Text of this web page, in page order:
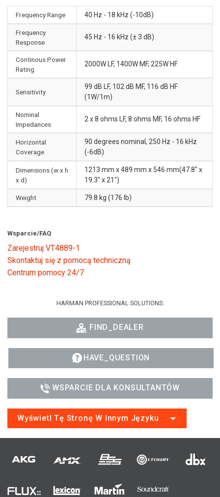
Frequency Range 40 Hz - 18 kHz (-10dB)
Frequency
Response
45 Hz - 16 kHz (± 3 dB)
Continous Power
Rating
2000W LF, 1400W MF, 225W HF
Sensitivity
99 dB LF, 102 dB MF, 116 dB HF
(1W/1m)
Nominal
Impedances
2 x 8 ohms LF, 8 ohms MF, 16 ohms HF
Horizontal
Coverage
90 degrees nominal, 250 Hz - 16 kHz
(-6dB)
Dimensions (w x h
x d)
1213 mm x 489 mm x 546 mm(47.8" x
19.3" x 21")
Weight 79.8 kg (176 lb)
Wsparcie/FAQ
Zarejestruj VT4889-1
Skontaktuj się z pomocą techniczną
Centrum pomocy 24/7
HARMAN PROFESSIONAL SOLUTIONS:
FIND_DEALER
HAVE_QUESTION
WSPARCIE DLA KONSULTANTÓW
Wyświetl Tę Stronę W Innym Języku